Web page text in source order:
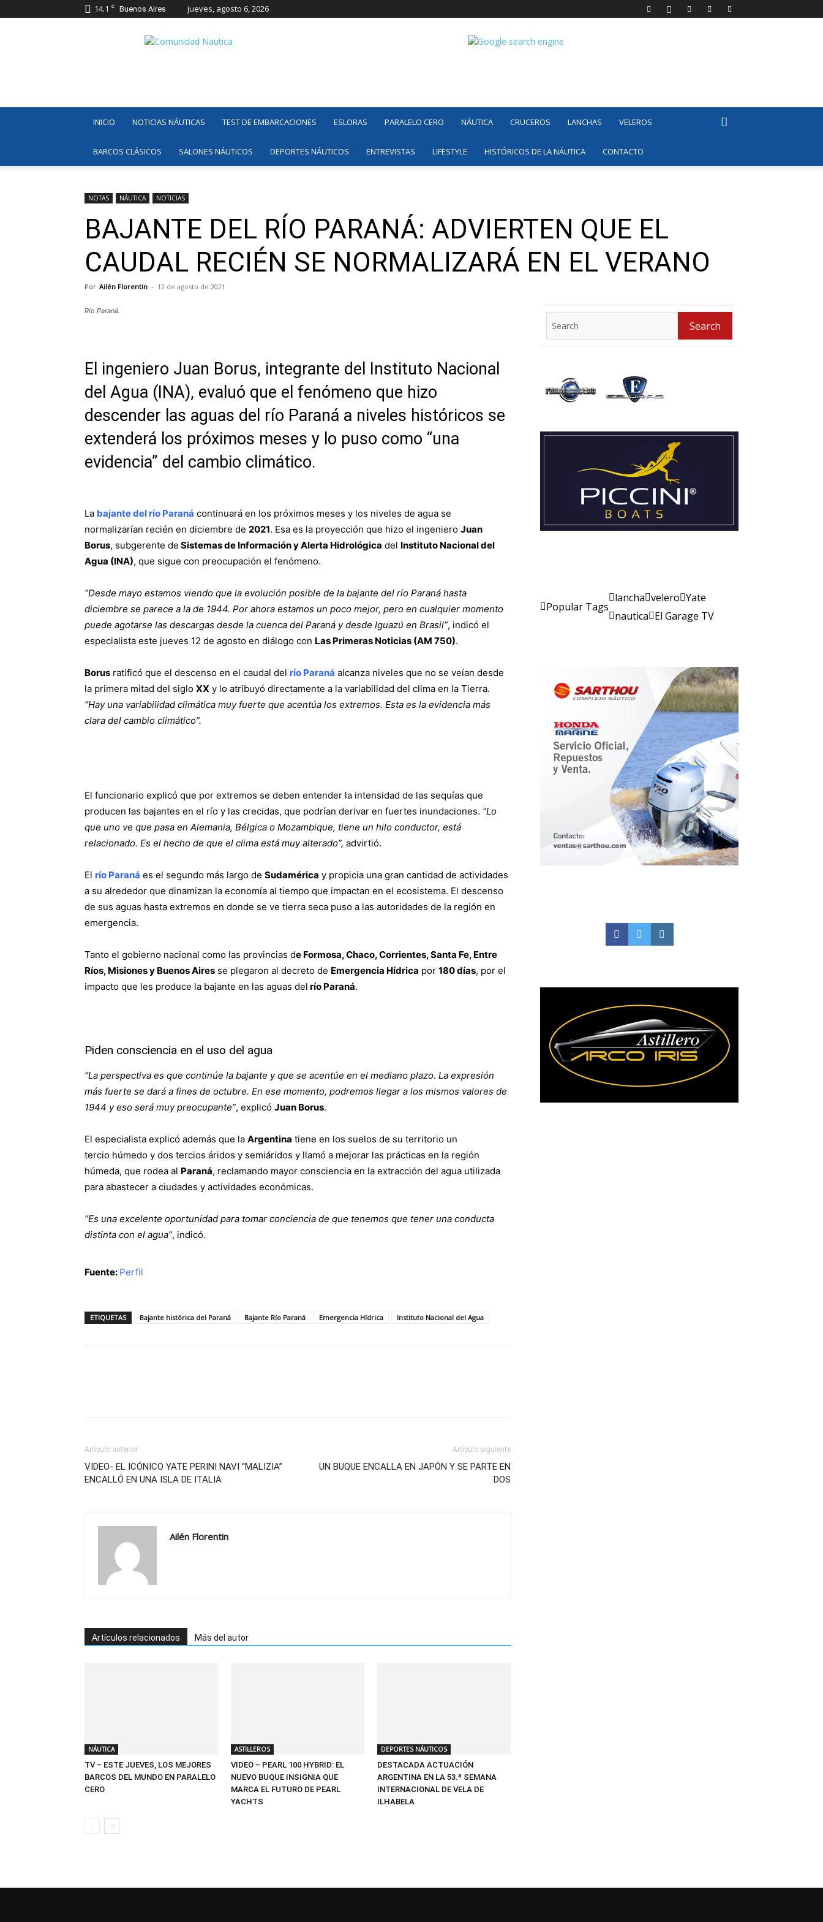
14.1 C Buenos Aires jueves, agosto 6, 2026
Comunidad
INICIO NOTICIAS NÁUTICAS TEST DE EMBARCACIONES ESLORAS PARALELO CERO NÁUTICA CRUCEROS LANCHAS VELEROS
BARCOS CLÁSICOS SALONES NÁUTICOS DEPORTES NÁUTICOS ENTREVISTAS LIFESTYLE HISTÓRICOS DE LA NÁUTICA CONTACTO
NOTAS NÁUTICA NOTICIAS
BAJANTE DEL RÍO PARANÁ: ADVIERTEN QUE EL
CAUDAL RECIÉN SE NORMALIZARÁ EN EL VERANO
Por Ailén Florentin - 12 de agosto de 2021
Río Paraná.
El ingeniero Juan Borus, integrante del Instituto Nacional
del Agua (INA), evaluó que el fenómeno que hizo
descender las aguas del río Paraná a niveles históricos se
extenderá los próximos meses y lo puso como “una
evidencia” del cambio climático.
La bajante del río Paraná continuará en los próximos meses y los niveles de agua se
normalizarían recién en diciembre de 2021. Esa es la proyección que hizo el ingeniero Juan
Borus, subgerente de Sistemas de Información y Alerta Hidrológica del Instituto Nacional del
Agua (INA), que sigue con preocupación el fenómeno.
“Desde mayo estamos viendo que la evolución posible de la bajante del río Paraná hasta
diciembre se parece a la de 1944. Por ahora estamos un poco mejor, pero en cualquier momento
puede agotarse las descargas desde la cuenca del Paraná y desde Iguazú en Brasil”, indicó el
especialista este jueves 12 de agosto en diálogo con Las Primeras Noticias (AM 750).
Borus ratificó que el descenso en el caudal del río Paraná alcanza niveles que no se veían desde
la primera mitad del siglo XX y lo atribuyó directamente a la variabilidad del clima en la Tierra.
“Hay una variabilidad climática muy fuerte que acentúa los extremos. Esta es la evidencia más
clara del cambio climático”.
El funcionario explicó que por extremos se deben entender la intensidad de las sequías que
producen las bajantes en el río y las crecidas, que podrían derivar en fuertes inundaciones. “Lo
que uno ve que pasa en Alemania, Bélgica o Mozambique, tiene un hilo conductor, está
relacionado. Es el hecho de que el clima está muy alterado”, advirtió.
El río Paraná es el segundo más largo de Sudamérica y propicia una gran cantidad de actividades
a su alrededor que dinamizan la economía al tiempo que impactan en el ecosistema. El descenso
de sus aguas hasta extremos en donde se ve tierra seca puso a las autoridades de la región en
emergencia.
Tanto el gobierno nacional como las provincias de Formosa, Chaco, Corrientes, Santa Fe, Entre
Ríos, Misiones y Buenos Aires se plegaron al decreto de Emergencia Hídrica por 180 días, por el
impacto que les produce la bajante en las aguas del río Paraná.
Piden consciencia en el uso del agua
“La perspectiva es que continúe la bajante y que se acentúe en el mediano plazo. La expresión
más fuerte se dará a fines de octubre. En ese momento, podremos llegar a los mismos valores de
1944 y eso será muy preocupante”, explicó Juan Borus.
El especialista explicó además que la Argentina tiene en los suelos de su territorio un
tercio húmedo y dos tercios áridos y semiáridos y llamó a mejorar las prácticas en la región
húmeda, que rodea al Paraná, reclamando mayor consciencia en la extracción del agua utilizada
para abastecer a ciudades y actividades económicas.
“Es una excelente oportunidad para tomar conciencia de que tenemos que tener una conducta
distinta con el agua”, indicó.
Fuente: Perfil
ETIQUETAS Bajante histórica del Paraná Bajante Río Paraná Emergencia Hídrica Instituto Nacional del Agua
Artículo anterior
VIDEO- EL ICÓNICO YATE PERINI NAVI “MALIZIA”
ENCALLÓ EN UNA ISLA DE ITALIA
Artículo siguiente
UN BUQUE ENCALLA EN JAPÓN Y SE PARTE EN
DOS
Ailén Florentin
Artículos relacionados Más del autor
NÁUTICA
TV – ESTE JUEVES, LOS MEJORES
BARCOS DEL MUNDO EN PARALELO
CERO
ASTILLEROS
VIDEO – PEARL 100 HYBRID: EL
NUEVO BUQUE INSIGNIA QUE
MARCA EL FUTURO DE PEARL
YACHTS
DEPORTES NÁUTICOS
DESTACADA ACTUACIÓN
ARGENTINA EN LA 53.ª SEMANA
INTERNACIONAL DE VELA DE
ILHABELA
for:
Search
Popular Tags
lancha velero Yate
nautica El Garage TV
Facebook
TwitterInstagram